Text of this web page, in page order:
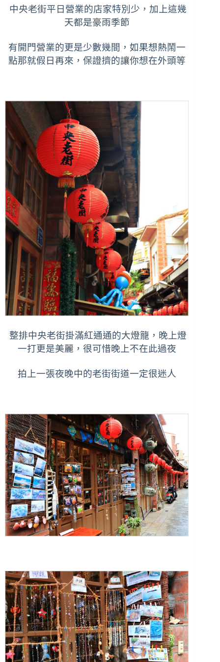
中央老街平日營業的店家特別少，加上這幾
天都是豪雨季節
有開門營業的更是少數幾間，如果想熱鬧一
點那就假日再來， 保證擠的讓你想在外頭等
整排中央老街掛滿紅通通的大燈籠，晚上燈
一打更是美麗，很可惜晚上不在此過夜
拍上一張夜晚中的老街街道一定很迷人